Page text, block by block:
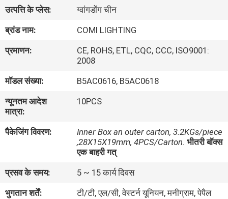
बारे
में
कारखाना
भ्रमण
गुणवत्ता
नियंत्रण
करें
उत्पत्ति के प्लेस:
ग्वांगडोंग चीन
ब्रांड नाम:
COMI LIGHTING
प्रमाणन:
CE, ROHS, ETL, CQC, CCC, ISO9001:
2008
मॉडल संख्या:
B5AC0616, B5AC0618
न्यूनतम आदेश
मात्रा:
10PCS
पैकेजिंग विवरण:
Inner Box an outer carton, 3.2KGs/piece
,28X15X19mm, 4PCS/Carton. भीतरी बॉक्स
एक बाहरी गत्
प्रसव के समय:
5 ~ 15 कार्य दिवस
भुगतान शर्तें:
टी/टी, एल/सी, वेस्टर्न यूनियन, मनीग्राम, पेपैल